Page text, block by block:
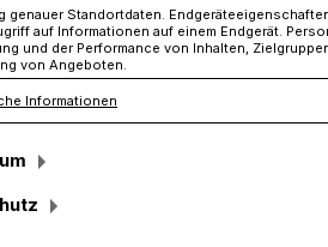
sind los. Und die
Pause: Der Rathaussturm
Tage ein.
genauer Standortdaten.
auf Informationen auf einem Endgerät.
und der Performance von Inhalten,
von Angeboten.
Informationen